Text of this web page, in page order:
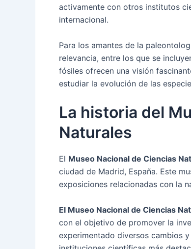
activamente con otros institutos
internacional.
Para los amantes de la
relevancia, entre los que se
fósiles ofrecen una visión
estudiar la evolución de las
La historia del
Naturales
El Museo Nacional de Ciencias
ciudad de Madrid, España. Este
exposiciones relacionadas con la
El Museo Nacional de Ciencias
con el objetivo de promover la
experimentado diversos cambios